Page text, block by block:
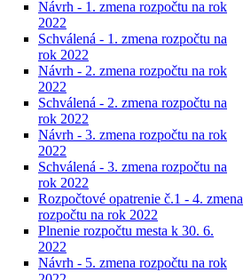
Návrh - 1. zmena rozpočtu na rok
2022
Schválená - 1. zmena rozpočtu na
rok 2022
Návrh - 2. zmena rozpočtu na rok
2022
Schválená - 2. zmena rozpočtu na
rok 2022
Návrh - 3. zmena rozpočtu na rok
2022
Schválená - 3. zmena rozpočtu na
rok 2022
Rozpočtové opatrenie č.1 - 4. zmena
rozpočtu na rok 2022
Plnenie rozpočtu mesta k 30. 6.
2022
Návrh - 5. zmena rozpočtu na rok